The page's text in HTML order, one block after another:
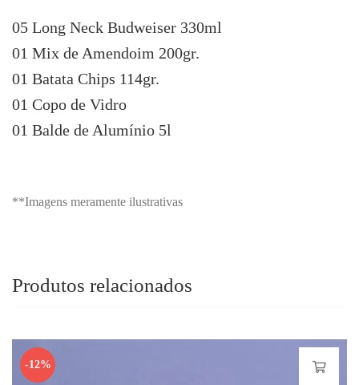
05 Long Neck Budweiser 330ml
01 Mix de Amendoim 200gr.
01 Batata Chips 114gr.
01 Copo de Vidro
01 Balde de Alumínio 5l
**Imagens meramente ilustrativas
Produtos relacionados
-12%